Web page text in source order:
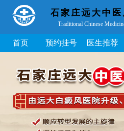
石家庄远大中
Traditional Chinese
首页 预约挂号 医生推荐